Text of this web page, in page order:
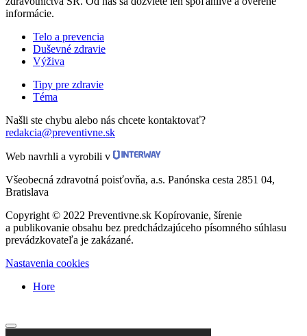
informácie.
Telo a prevencia
Duševné zdravie
Výživa
Tipy pre zdravie
Téma
Našli ste chybu alebo nás chcete kontaktovať?
redakcia@preventivne.sk
Web navrhli a vyrobili v
Všeobecná zdravotná poisťovňa, a.s. Panónska cesta 2851 04,
Bratislava
Copyright © 2022 Preventivne.sk Kopírovanie, šírenie
a publikovanie obsahu bez predchádzajúceho písomného súhlasu
prevádzkovateľa je zakázané.
Nastavenia cookies
Hore